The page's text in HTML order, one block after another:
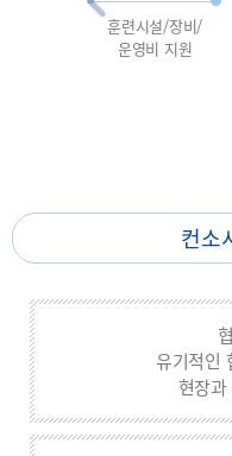
훈련시설/장비/
운영비 지원
컨소
유기적인
현장